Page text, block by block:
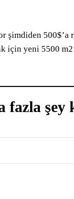
şimdiden
için yeni 5500
fazla şey